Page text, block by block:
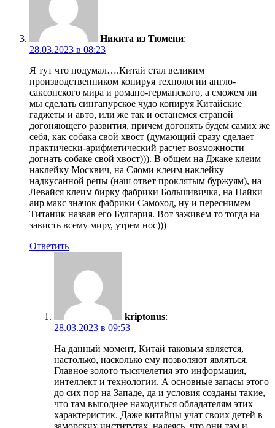
Никита из Тюмени:
28.03.2023 в 08:23
Я тут что подумал….Китай стал великим
производственником копируя технологии англо-
саксонского мира и романо-германского, а сможем ли
мы сделать сингапурское чудо копируя Китайские
гаджеты и авто, или же так и останемся страной
догоняющего развития, причем догонять будем самих же
себя, как собака свой хвост (думающий сразу сделает
практически-арифметический расчет возможности
догнать собаке свой хвост))). В общем на Джаке клеим
наклейку Москвич, на Сяоми клеим наклейку
надкусанной репы (наш ответ проклятым буржуям), на
Левайся клеим бирку фабрики Большивичка, на Найки
аир макс значок фабрики Самоход, ну и переснимем
Титаник назвав его Булгария. Вот заживем то тогда на
зависть всему миру, утрем нос)))
Ответить
kriptonus:
28.03.2023 в 09:53
На данный момент, Китай таковым является,
настолько, насколько ему позволяют являться.
Главное золото тысячелетия это информация,
интеллект и технологии. А основные запасы этого
до сих пор на Западе, да и условия созданы такие,
что там выгоднее находиться обладателям этих
характеристик. Даже китайцы учат своих детей в
заморских институтах, надеясь, что они там и